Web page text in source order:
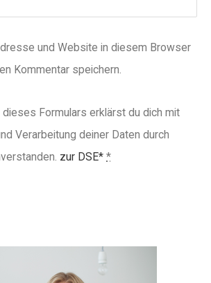
und Website in diesem Browser
Kommentar speichern.
Formulars erklärst du dich mit
Verarbeitung deiner Daten durch
zur DSE* *